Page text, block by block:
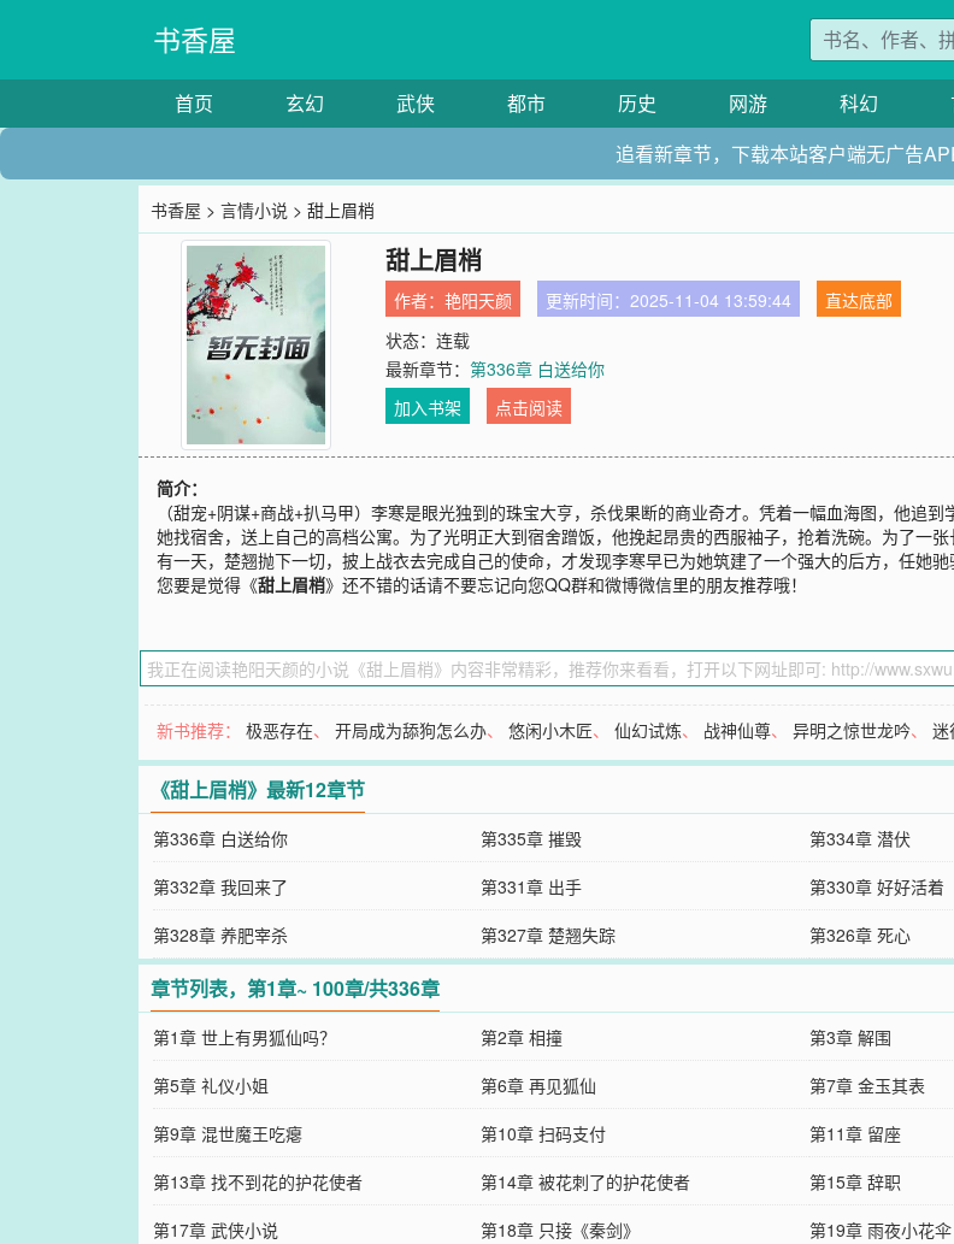
书香屋
首页 玄幻 武侠 都市 历史 网游 科幻
追看新章节，下载本站客户端无广告
书香屋 >言情小说 > 甜上眉梢
甜上眉梢
作者：艳阳天颜 更新时间：2025-11-04 13:59:44
直达底部
状态：连载
最新章节：第336章 白送给你
加入书架
点击阅读
简介：
（甜宠+阴谋+商战+扒马甲）李寒是眼光独到的珠宝大亨，杀伐果断的商业奇才。凭着一幅血海图，他追
她找宿舍，送上自己的高档公寓。为了光明正大到宿舍蹭饭，他挽起昂贵的西服袖子，抢着洗碗。为了一
有一天，楚翘抛下一切，披上战衣去完成自己的使命，才发现李寒早已为她筑建了一个强大的后方，任她驰骋
您要是觉得《甜上眉梢》还不错的话请不要忘记向您QQ群和微博微信里的朋友推荐哦！
新书推荐：极恶存在、开局成为舔狗怎么办、悠闲小木匠、仙幻试炼、 战神仙尊、异明之惊世龙吟、迷
《甜上眉梢》最新12章节
第336章 白送给你 第335章 摧毁 第334章 潜伏
第332章 我回来了
第331章 出手 第330章 好好活着
第328章 养肥宰杀
第327章 楚翘失踪 第326章 死心
章节列表，第1章~ 100章/共336章
第1章 世上有男狐仙吗？ 第2章 相撞 第3章 解围
第5章 礼仪小姐
第6章 再见狐仙 第7章 金玉其表
第9章 混世魔王吃瘪
第10章 扫码支付 第11章 留座
第13章 找不到花的护花使者
第14章 被花刺了的护花使者 第15章 辞职
第17章 武侠小说
第18章 只接《秦剑》 第19章 雨夜小花伞